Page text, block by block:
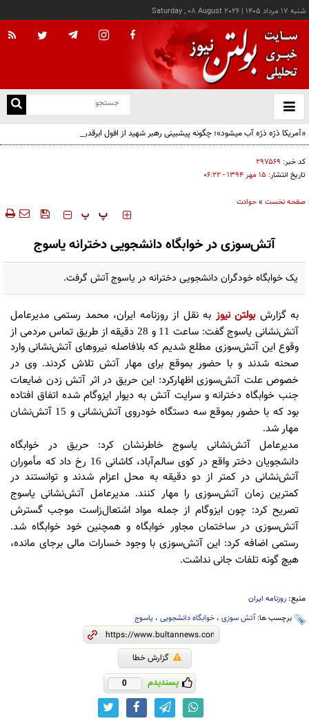
شنبه ۱۷ مرداد ۱۴۰۵ |
Saturday , 08 August 2026
باز
و
«آمریکا ذرّه ذرّه آب میشود»؛ چگونه پیشبینی رهبر شهید از افول ابرقدرت به حقیقت پیوست؟
کد خبر: ۲۹۷۵۶۹
تاریخ انتشار: ۱۵ مهر ۱۳۹۴ - ۰۶:۲۲
صفحه نخست »حوادث
‍‍‍ پ پ
آتش‌سوزی در خوابگاه دانشجویی دخترانه یاسوج
یک خوابگاه خودگران دانشجویی دخترانه در یاسوج آتش گرفت.
به گزارشبولتن نیوز به نقل از روزنامه ایران، محمد رستمی مدیرعامل
آتش‌نشانی یاسوج گفت: ساعت 11 و 28 دقیقه از طریق تماس مردمی از
وقوع این آتش‌سوزی مطلع شدیم که بلافاصله نیروهای آتش‌نشانی وارد
صحنه شدند و با حضور بموقع برای مهار آتش‌ تلاش کردند. وی در
خصوص علت آتش‌سوزی اظهارکرد: این حریق در اثر آتش زدن ضایعات
جنب خوابگاه دخترانه و سرایت آتش به دیوار ایزوگام شده اتفاق افتاده
بود که با حضور بموقع سه دستگاه خودروی آتش‌نشانی و 15 آتش‌نشان
مهار شد.
مدیرعامل آتش‌نشانی یاسوج خاطرنشان کرد:حریق در خوابگاه
دانشجویان دختر واقع در کوی سالم‌آباد، کاشانی 16 رخ داد که مأموران
آتش‌نشانی در کمتر از دو دقیقه به محل اعزام شدند و توانستند در
کمترین زمان آتش‌سوزی را مهار کنند. مدیرعامل آتش‌نشانی یاسوج
تصریح کرد: چون ایزوگام از جمله مواد اشتعال‌زاست موجب گسترش
آتش‌سوزی در ساختمان مجاور خوابگاه و همچنین خود خوابگاه شد.
رستمی اضافه کرد: این آتش‌سوزی با وجود خسارات مالی برجای مانده،
هیچ گونه تلفات جانی نداشت.
منبع: روزنامه ایران
برچسب ها:آتش سوزی ، خوابگاه دانشجویی ، یاسوج
گزارش خطا
پسندیدم 0